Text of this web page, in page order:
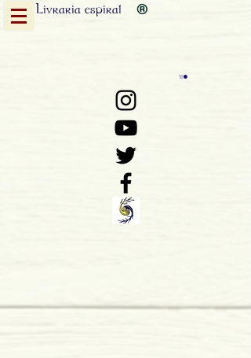
Livraria espiral